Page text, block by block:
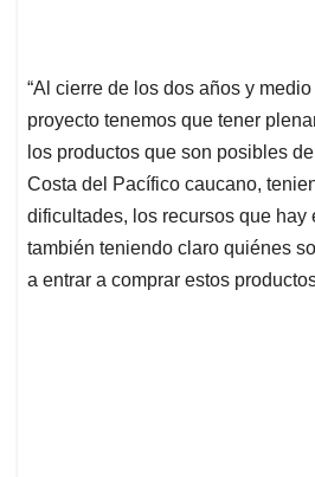
“Al cierre de los dos años y
proyecto tenemos que tener
los productos que son posibles
Costa del Pacífico caucano,
dificultades, los recursos que hay
también teniendo claro quiénes
a entrar a comprar estos